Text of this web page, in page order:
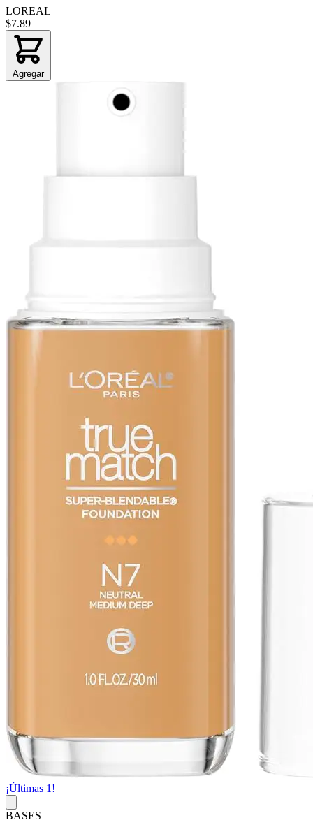
LOREAL
$7.89
Agregar
¡Últimas 1!
BASES